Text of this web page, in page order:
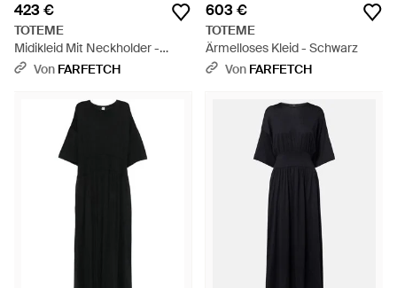
423 €
TOTEME
Midikleid Mit Neckholder -
Schwarz
Von FARFETCH
603 €
TOTEME
Ärmelloses Kleid - Schwarz
Von FARFETCH